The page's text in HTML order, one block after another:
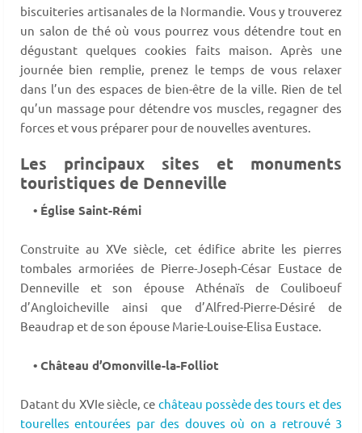
biscuiteries artisanales de la Normandie. Vous y trouverez
un salon de thé où vous pourrez vous détendre tout en
dégustant quelques cookies faits maison. Après une
journée bien remplie, prenez le temps de vous relaxer
dans l’un des espaces de bien-être de la ville. Rien de tel
qu’un massage pour détendre vos muscles, regagner des
forces et vous préparer pour de nouvelles aventures.
Les principaux sites et monuments
touristiques de Denneville
• Église Saint-Rémi
Construite au XVe siècle, cet édifice abrite les pierres
tombales armoriées de Pierre-Joseph-César Eustace de
Denneville et son épouse Athénaïs de Couliboeuf
d’Angloicheville ainsi que d’Alfred-Pierre-Désiré de
Beaudrap et de son épouse Marie-Louise-Elisa Eustace.
• Château d’Omonville-la-Folliot
Datant du XVIe siècle, ce château possède des tours et des
tourelles entourées par des douves où on a retrouvé 3